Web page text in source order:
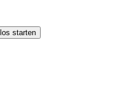
starten